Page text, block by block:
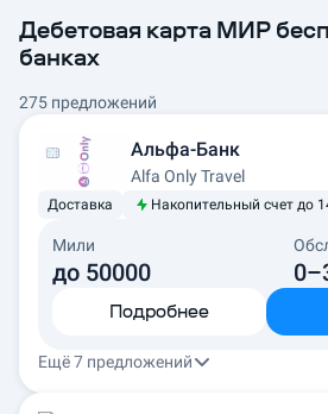
Дебетовая карта МИР
банках
275 предложений
Альфа-Банк
Alfa Only Travel
Доставка Накопительный счет до
Мили
до 50000
Подробнее
Ещё 7 предложений